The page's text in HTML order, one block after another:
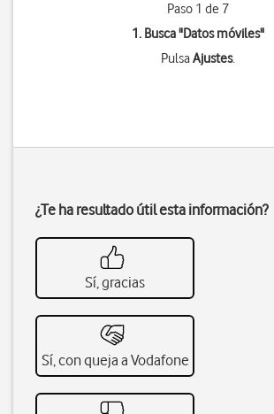
Paso 1 de 7
1. Busca "Datos móviles"
PulsaAjustes.
¿Te ha resultado útil esta información?
Sí, gracias
Sí, con queja a Vodafone